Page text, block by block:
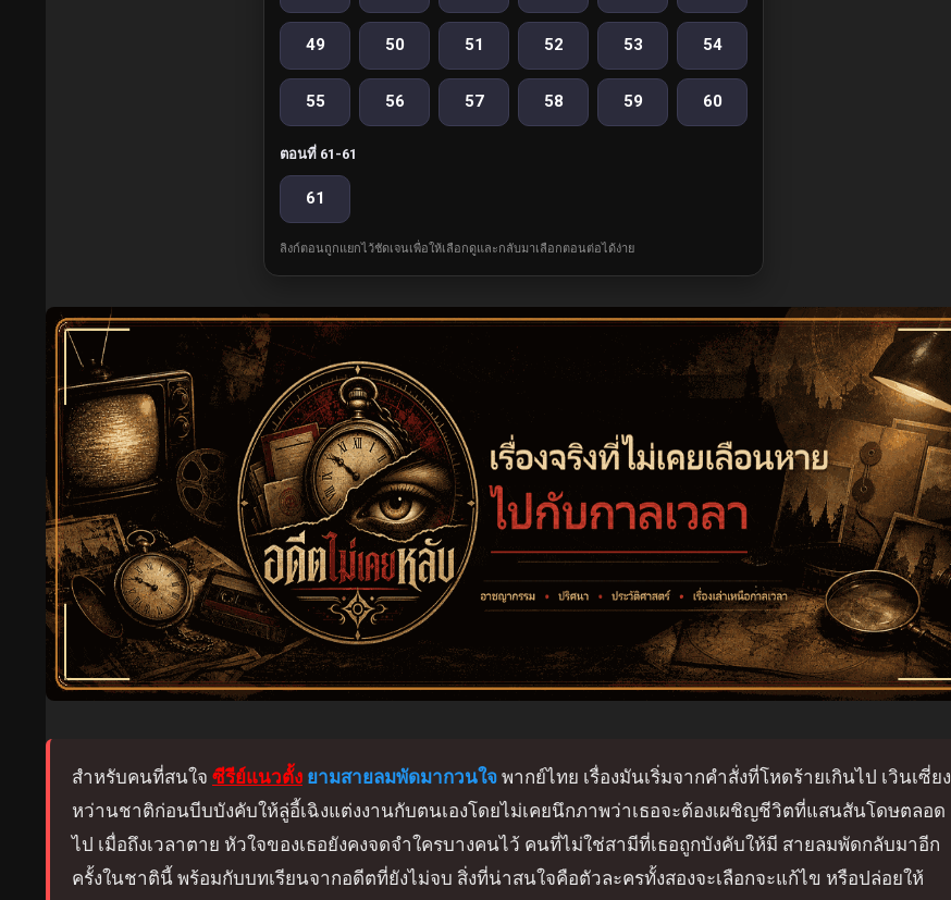
49 50 51 52 53 54
55 56 57 58 59 60
ตอนที่ 61-61
61
ลิงก์ตอนถูกแยกไว้ชัดเจนเพื่อให้เลือกดูและกลับมาเลือกตอนต่อได้ง่าย
สำหรับคนที่สนใจ ซีรีย์แนวตั้ง ยามสายลมพัดมากวนใจ พากย์ไทย เรื่องมันเริ่มจากคำสั่งที่โหดร้ายเกินไป เวินเซี่ยง
หว่านชาติก่อนบีบบังคับให้ลู่อี้เฉิงแต่งงานกับตนเองโดยไม่เคยนึกภาพว่าเธอจะต้องเผชิญชีวิตที่แสนสันโดษตลอด
ไป เมื่อถึงเวลาตาย หัวใจของเธอยังคงจดจำใครบางคนไว้ คนที่ไม่ใช่สามีที่เธอถูกบังคับให้มี สายลมพัดกลับมาอีก
ครั้งในชาตินี้ พร้อมกับบทเรียนจากอดีตที่ยังไม่จบ สิ่งที่น่าสนใจคือตัวละครทั้งสองจะเลือกจะแก้ไข หรือปล่อยให้